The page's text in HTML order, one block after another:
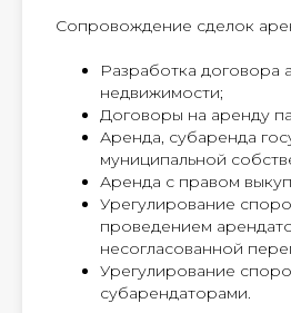
Сопровождение сделок
Разработка договора
недвижимости;
Договоры на аренду
Аренда, субаренда
муниципальной
Аренда с правом
Урегулирование
проведением
несогласованной
Урегулирование
субарендаторами.